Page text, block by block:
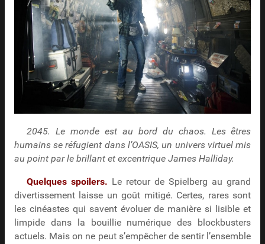
2045. Le monde est au bord du chaos. Les êtres
humains se réfugient dans l’OASIS, un univers virtuel mis
au point par le brillant et excentrique James Halliday.
Quelques spoilers. Le retour de Spielberg au grand
divertissement laisse un goût mitigé. Certes, rares sont
les cinéastes qui savent évoluer de manière si lisible et
limpide dans la bouillie numérique des blockbusters
actuels. Mais on ne peut s’empêcher de sentir l’ensemble